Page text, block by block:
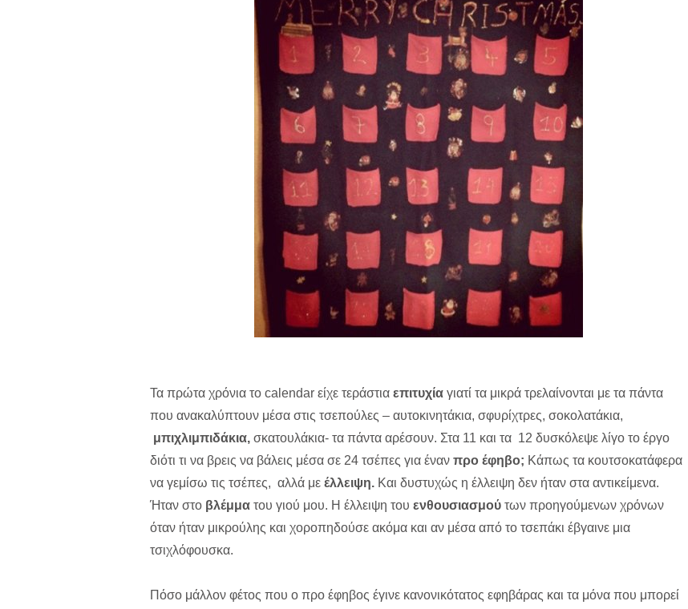
Τα πρώτα χρόνια το calendar είχε τεράστια επιτυχία γιατί τα μικρά τρελαίνονται με τα πάντα
που ανακαλύπτουν μέσα στις τσεπούλες – αυτοκινητάκια, σφυρίχτρες, σοκολατάκια,
μπιχλιμπιδάκια, σκατουλάκια- τα πάντα αρέσουν. Στα 11 και τα 12 δυσκόλεψε λίγο το έργο
διότι τι να βρεις να βάλεις μέσα σε 24 τσέπες για έναν προ έφηβο; Κάπως τα κουτσοκατάφερα
να γεμίσω τις τσέπες, αλλά με έλλειψη. Και δυστυχώς η έλλειψη δεν ήταν στα αντικείμενα.
Ήταν στο βλέμμα του γιού μου. Η έλλειψη του ενθουσιασμού των προηγούμενων χρόνων
όταν ήταν μικρούλης και χοροπηδούσε ακόμα και αν μέσα από το τσεπάκι έβγαινε μια
τσιχλόφουσκα.
Πόσο μάλλον φέτος που ο προ έφηβος έγινε κανονικότατος εφηβάρας και τα μόνα που μπορεί